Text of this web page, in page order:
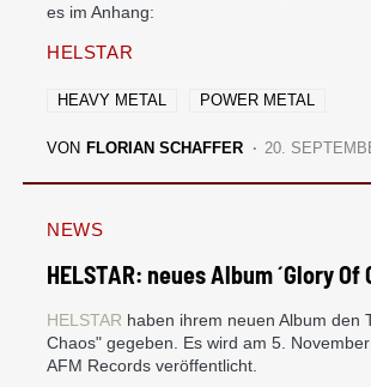
es im Anhang:
HELSTAR
HEAVY METAL POWER METAL
VON FLORIAN SCHAFFER 20.
NEWS
HELSTAR: neues Album ´Glory Of
HELSTAR haben ihrem neuen Album den
Chaos" gegeben. Es wird am 5.
AFM Records veröffentlicht.